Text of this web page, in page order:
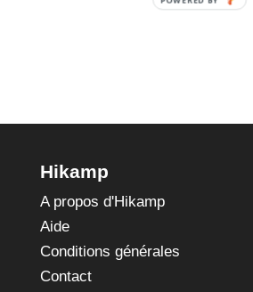
Hikamp
A propos d'Hikamp
Aide
Conditions générales
Contact